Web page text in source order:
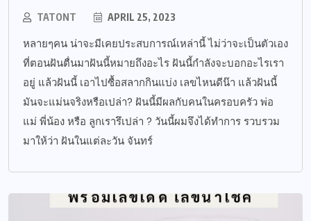
TATONT APRIL 25, 2023
หลายๆคน น่าจะมีเคยประสบการณ์เหล่านี้ ไม่ว่าจะเป็นตัวเอง
ที่ตอนฝันตื่นมาฝันนี้หมายถึงอะไร ฝันนี้กำลังจะบอกอะไรเรา
อยู่ แล้วฝันนี้ เอาไปซื้อสลากกินแบ่ง เลขไหนดีน๊า แล้วฝันนี้
มันจะแม่นจริงหรือเปล่า? ฝันนี้มีผลกับคนในครอบครัว พ่อ
แม่ พี่น้อง หรือ ลูกเรารึเปล่า ? วันนี้ผมจึงได้ทำการ รวบรวม
มาให้ว่า ฝันในแต่ละวัน จันทร์